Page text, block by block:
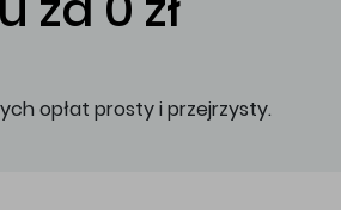
opłat prosty i przejrzysty.